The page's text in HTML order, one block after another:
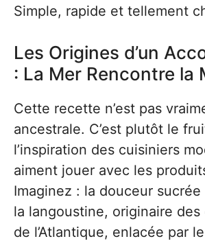
Simple, rapide et tellement
Les Origines d’un
: La Mer Rencontre la
Cette recette n’est pas
ancestrale. C’est plutôt le
l’inspiration des cuisiniers
aiment jouer avec les
Imaginez : la douceur
la langoustine, originaire
de l’Atlantique, enlacée par le